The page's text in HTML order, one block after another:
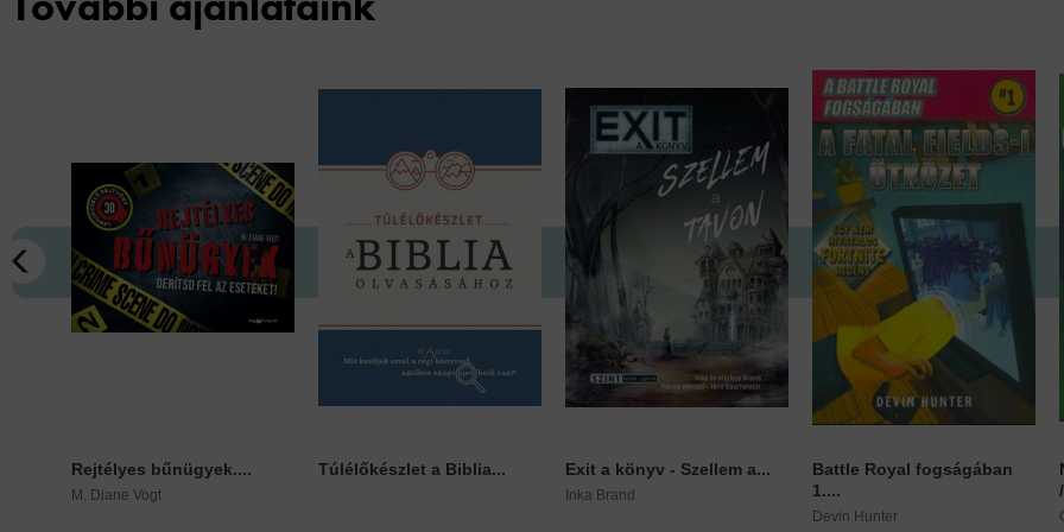
Rejtélyes bűnügyek....
M. Diane Vogt
Túlélőkészlet a Biblia... Exit a könyv - Szellem a...
Inka Brand
Battle Royal fogságában
1....
Devin Hunter